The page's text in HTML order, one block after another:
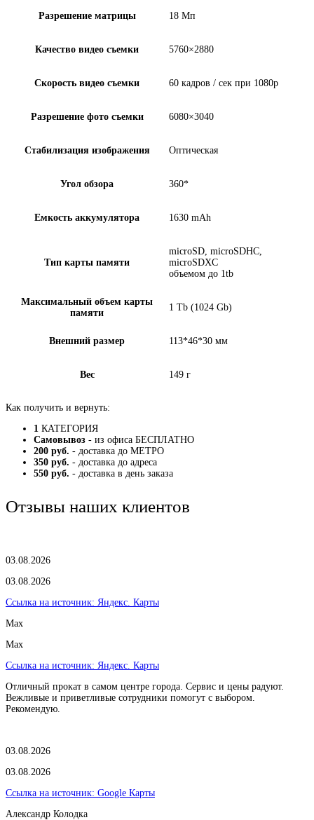
Разрешение матрицы 18 Мп
Качество видео съемки 5760×2880
Скорость видео съемки 60 кадров / сек при 1080p
Разрешение фото съемки 6080×3040
Стабилизация изображения Оптическая
Угол обзора 360*
Емкость аккумулятора 1630 mAh
Тип карты памяти
microSD, microSDHC,
microSDXC
объемом до 1tb
Максимальный объем карты
памяти
1 Tb (1024 Gb)
Внешний размер 113*46*30 мм
Вес 149 г
Как получить и вернуть:
1 КАТЕГОРИЯ
Самовывоз - из офиса БЕСПЛАТНО
200 руб. - доставка до МЕТРО
350 руб. - доставка до адреса
550 руб. - доставка в день заказа
Отзывы наших клиентов
03.08.2026
03.08.2026
Ссылка на источник: Яндекс. Карты
Max
Max
Ссылка на источник: Яндекс. Карты
Отличный прокат в самом центре города. Сервис и цены радуют.
Вежливые и приветливые сотрудники помогут с выбором.
Рекомендую.
03.08.2026
03.08.2026
Ссылка на источник: Google Карты
Александр Колодка